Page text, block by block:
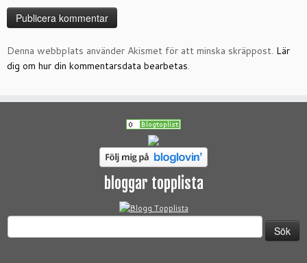
Denna webbplats använder Akismet för att minska skräppost. Lär
dig om hur din kommentarsdata bearbetas.
bloggar topplista
efter: